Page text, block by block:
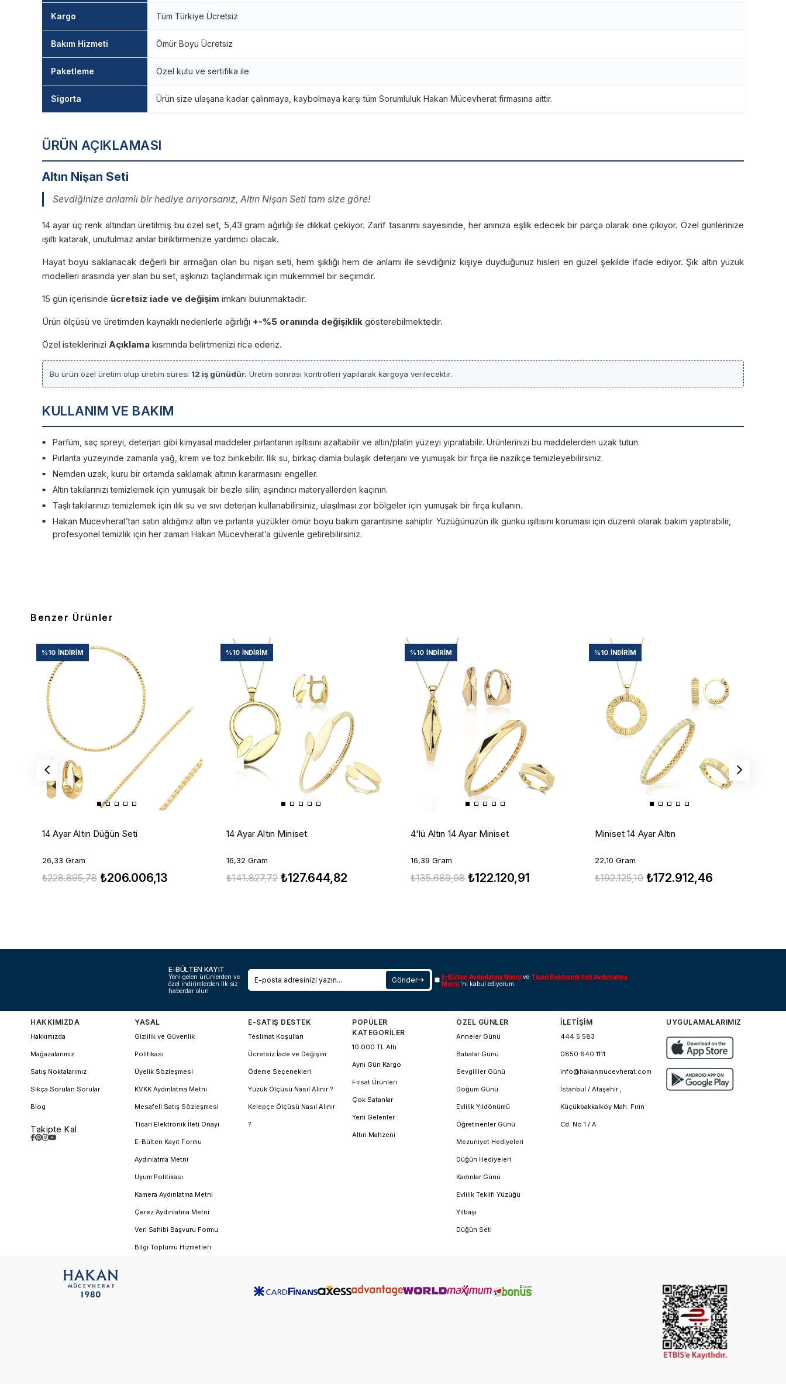
ÜRÜN AÇIKLAMASI
Altın Nişan Seti
Sevdiğinize anlamlı bir hediye arıyorsanız, Altın Nişan Seti tam size göre!
14 ayar üç renk altından üretilmiş bu özel set, 5,43 gram ağırlığı ile dikkat çekiyor. Zarif tasarımı sayesinde, her anınıza eşlik edecek bir parça olarak öne çıkıyor. Özel günlerinize
ışıltı katarak, unutulmaz anılar biriktirmenize yardımcı olacak.
Hayat boyu saklanacak değerli bir armağan olan bu nişan seti, hem şıklığı hem de anlamı ile sevdiğiniz kişiye duyduğunuz hisleri en güzel şekilde ifade ediyor. Şık altın yüzük
modelleri arasında yer alan bu set, aşkınızı taçlandırmak için mükemmel bir seçimdir.
15 gün içerisinde ücretsiz iade ve değişim imkanı bulunmaktadır.
Ürün ölçüsü ve üretimden kaynaklı nedenlerle ağırlığı +-%5 oranında değişiklik gösterebilmektedir.
Özel isteklerinizi Açıklama kısmında belirtmenizi rica ederiz.
Bu ürün özel üretim olup üretim süresi 12 iş günüdür. Üretim sonrası kontrolleri yapılarak kargoya verilecektir.
Kargo Tüm Türkiye Ücretsiz
Bakım Hizmeti Ömür Boyu Ücretsiz
Paketleme Özel kutu ve sertifika ile
Sigorta Ürün size ulaşana kadar çalınmaya, kaybolmaya karşı tüm Sorumluluk Hakan Mücevherat firmasına aittir.
KULLANIM VE BAKIM
Parfüm, saç spreyi, deterjan gibi kimyasal maddeler pırlantanın ışıltısını azaltabilir ve altın/platin yüzeyi yıpratabilir. Ürünlerinizi bu maddelerden uzak tutun.
Pırlanta yüzeyinde zamanla yağ, krem ve toz birikebilir. Ilık su, birkaç damla bulaşık deterjanı ve yumuşak bir fırça ile nazikçe temizleyebilirsiniz.
Nemden uzak, kuru bir ortamda saklamak altının kararmasını engeller.
Altın takılarınızı temizlemek için yumuşak bir bezle silin; aşındırıcı materyallerden kaçının.
Taşlı takılarınızı temizlemek için ılık su ve sıvı deterjan kullanabilirsiniz, ulaşılması zor bölgeler için yumuşak bir fırça kullanın.
Hakan Mücevherat’tan satın aldığınız altın ve pırlanta yüzükler ömür boyu bakım garantisine sahiptir. Yüzüğünüzün ilk günkü ışıltısını koruması için düzenli olarak bakım yaptırabilir,
profesyonel temizlik için her zaman Hakan Mücevherat’a güvenle getirebilirsiniz.
Benzer Ürünler
14 Ayar Altın Düğün Seti
26,33 Gram
₺206.006,13
₺228.895,78
%10 İNDIRIM
14 Ayar Altın Miniset
16,32 Gram
₺127.644,82
₺141.827,72
%10 İNDIRIM
4'lü Altın 14 Ayar Miniset
16,39 Gram
₺122.120,91
₺135.689,98
%10 İNDIRIM
Miniset 14 Ayar Altın
22,10 Gram
₺172.912,46
₺192.125,10
%10 İNDIRIM
E-BÜLTEN KAYIT
Yeni gelen ürünlerden ve
özel indirimlerden ilk siz
haberdar olun.
Gönder E-Bülten Aydınlatma Metnive Ticari Elektronik İleti Aydınlatma
Metni 'ni kabul ediyorum.
HAKKIMIZDA
Hakkımızda
Mağazalarımız
Satış Noktalarımız
Sıkça Sorulan Sorular
Blog
Takipte Kal
YASAL
Gizlilik ve Güvenlik
Politikası
Üyelik Sözleşmesi
KVKK Aydınlatma Metni
Mesafeli Satış Sözleşmesi
Ticari Elektronik İleti Onayı
E-Bülten Kayıt Formu
Aydınlatma Metni
Uyum Politikası
Kamera Aydınlatma Metni
Çerez Aydınlatma Metni
Veri Sahibi Başvuru Formu
Bilgi Toplumu Hizmetleri
E-SATIŞ DESTEK
Teslimat Koşulları
Ücretsiz İade ve Değişim
Ödeme Seçenekleri
Yüzük Ölçüsü Nasıl Alınır ?
Kelepçe Ölçüsü Nasıl Alınır
?
POPÜLER
KATEGORİLER
10.000 TL Altı
Aynı Gün Kargo
Fırsat Ürünleri
Çok Satanlar
Yeni Gelenler
Altın Mahzeni
ÖZEL GÜNLER
Anneler Günü
Babalar Günü
Sevgililer Günü
Doğum Günü
Evlilik Yıldönümü
Öğretmenler Günü
Mezuniyet Hediyeleri
Düğün Hediyeleri
Kadınlar Günü
Evlilik Teklifi Yüzüğü
Yılbaşı
Düğün Seti
İLETİŞİM
444 5 583
0850 640 1111
info@hakanmucevherat.com
İstanbul / Ataşehir ,
Küçükbakkalköy Mah. Fırın
Cd. No 1 / A
UYGULAMALARIMIZ